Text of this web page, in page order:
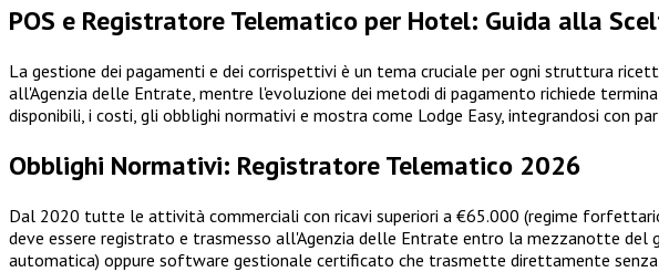
POS e Registratore Telematico per Hotel: Guida alla
La gestione dei pagamenti e dei corrispettivi è un tema cruciale per ogni struttura
all'Agenzia delle Entrate, mentre l'evoluzione dei metodi di pagamento richiede
disponibili, i costi, gli obblighi normativi e mostra come Lodge Easy, integrandosi con
Obblighi Normativi: Registratore Telematico 2026
Dal 2020 tutte le attività commerciali con ricavi superiori a €65.000 (regime
deve essere registrato e trasmesso all'Agenzia delle Entrate entro la mezzanotte
automatica) oppure software gestionale certificato che trasmette direttamente